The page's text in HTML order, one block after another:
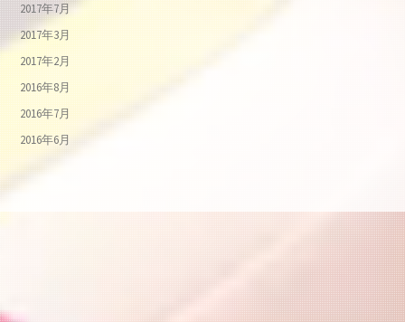
2017年7月
2017年3月
2017年2月
2016年8月
2016年7月
2016年6月